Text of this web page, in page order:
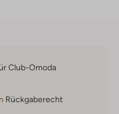
Club-Omoda
Rückgaberecht